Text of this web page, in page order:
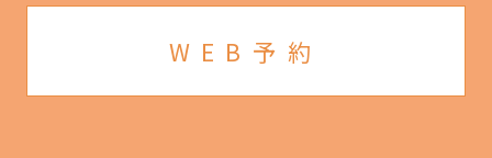
WEB予約